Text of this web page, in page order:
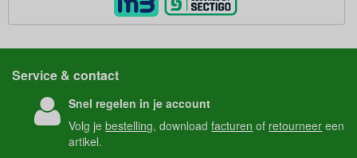
Service & contact
Snel regelen in je account
Volg jebestelling, downloadfacturen of retourneer een
artikel.